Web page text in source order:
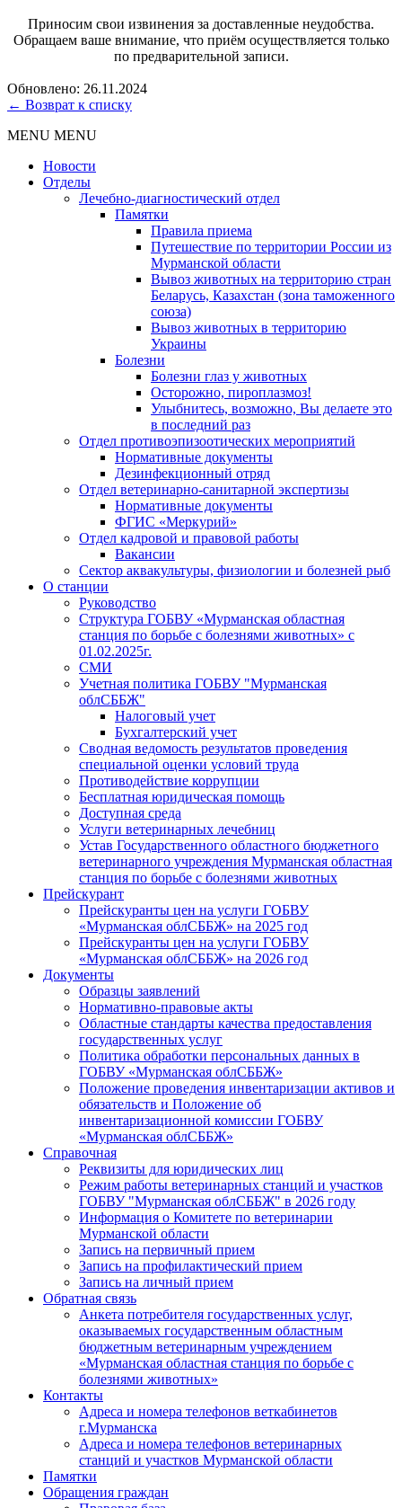
Приносим свои извинения за доставленные неудобства.
Обращаем ваше внимание, что приём осуществляется только
по предварительной записи.
Обновлено: 26.11.2024
← Возврат к списку
MENU MENU
Новости
Отделы
Лечебно-диагностический отдел
Памятки
Правила приема
Путешествие по территории России из
Мурманской области
Вывоз животных на территорию стран
Беларусь, Казахстан (зона таможенного
союза)
Вывоз животных в территорию
Украины
Болезни
Болезни глаз у животных
Осторожно, пироплазмоз!
Улыбнитесь, возможно, Вы делаете это
в последний раз
Отдел противоэпизоотических мероприятий
Нормативные документы
Дезинфекционный отряд
Отдел ветеринарно-санитарной экспертизы
Нормативные документы
ФГИС «Меркурий»
Отдел кадровой и правовой работы
Вакансии
Сектор аквакультуры, физиологии и болезней рыб
О станции
Руководство
Структура ГОБВУ «Мурманская областная
станция по борьбе с болезнями животных» c
01.02.2025г.
СМИ
Учетная политика ГОБВУ "Мурманская
облСББЖ"
Налоговый учет
Бухгалтерский учет
Сводная ведомость результатов проведения
специальной оценки условий труда
Противодействие коррупции
Бесплатная юридическая помощь
Доступная среда
Услуги ветеринарных лечебниц
Устав Государственного областного бюджетного
ветеринарного учреждения Мурманская областная
станция по борьбе с болезнями животных
Прейскурант
Прейскуранты цен на услуги ГОБВУ
«Мурманская облСББЖ» на 2025 год
Прейскуранты цен на услуги ГОБВУ
«Мурманская облСББЖ» на 2026 год
Документы
Образцы заявлений
Нормативно-правовые акты
Областные стандарты качества предоставления
государственных услуг
Политика обработки персональных данных в
ГОБВУ «Мурманская облСББЖ»
Положение проведения инвентаризации активов и
обязательств и Положение об
инвентаризационной комиссии ГОБВУ
«Мурманская облСББЖ»
Справочная
Реквизиты для юридических лиц
Режим работы ветеринарных станций и участков
ГОБВУ "Мурманская облСББЖ" в 2026 году
Информация о Комитете по ветеринарии
Мурманской области
Запись на первичный прием
Запись на профилактический прием
Запись на личный прием
Обратная связь
Анкета потребителя государственных услуг,
оказываемых государственным областным
бюджетным ветеринарным учреждением
«Мурманская областная станция по борьбе с
болезнями животных»
Контакты
Адреса и номера телефонов веткабинетов
г.Мурманска
Адреса и номера телефонов ветеринарных
станций и участков Мурманской области
Памятки
Обращения граждан